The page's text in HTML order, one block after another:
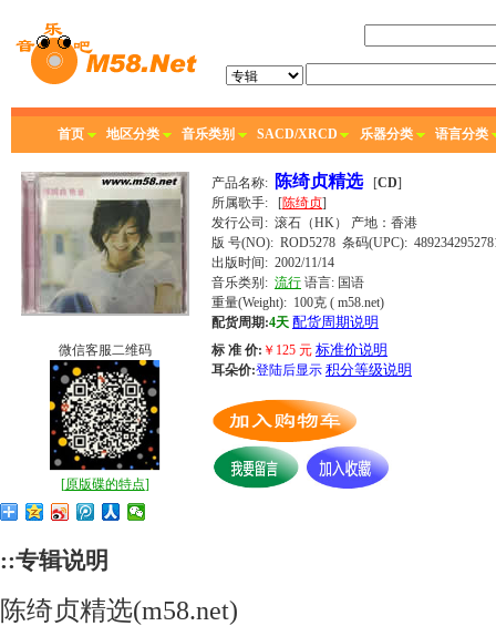
首页 地区分类 音乐类别 SACD/XRCD 乐器分类 语言分类
产品名称: 陈绮贞精选[CD]
所属歌手: [陈绮贞]
发行公司: 滚石（HK）
产地：香港
版 号(NO): ROD5278 条码(UPC):
出版时间: 2002/11/14
音乐类别: 流行 语言: 国语
重量(Weight): 100克 ( m58.net)
配货周期:4天 配货周期说明
标 准 价: ￥ 125 元 标准价说明
耳朵价:登陆后显示 积分等级说明
微信客服二维码
[原版碟的特点]
::专辑说明
陈绮贞精选(m58.net)